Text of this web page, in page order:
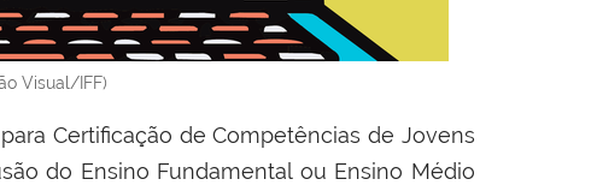
Visual/IFF)
Certificação de Competências de Jovens
do Ensino Fundamental ou Ensino Médio